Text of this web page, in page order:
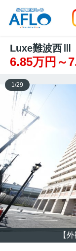
Luxe難波西Ⅲ
6.85万円～
【
1 /29